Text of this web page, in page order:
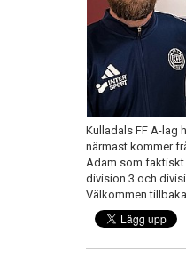
Kulladals FF A-lag
närmast kommer
Adam som faktiskt
division 3 och
Välkommen